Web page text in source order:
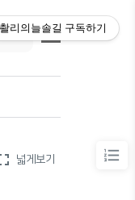
넓게보기
촬리의늘솔길 구독하기